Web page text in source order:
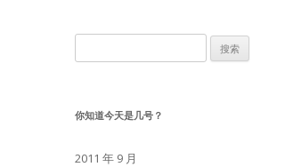
索：
你知道今天是几号？
2011 年 9 月